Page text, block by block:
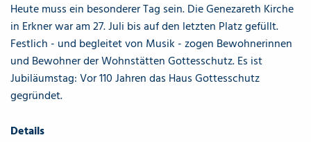
Heute muss ein besonderer Tag sein. Die Genezareth Kirche
in Erkner war am 27. Juli bis auf den letzten Platz gefüllt.
Festlich - und begleitet von Musik - zogen Bewohnerinnen
und Bewohner der Wohnstätten Gottesschutz. Es ist
Jubiläumstag: Vor 110 Jahren das Haus Gottesschutz
gegründet.
Details